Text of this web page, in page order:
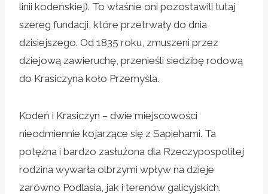
linii kodeńskiej). To właśnie oni pozostawili tutaj
szereg fundacji, które przetrwały do dnia
dzisiejszego. Od 1835 roku, zmuszeni przez
dziejową zawieruchę, przenieśli siedzibę rodową
do Krasiczyna koło Przemyśla.
Kodeń i Krasiczyn – dwie miejscowości
nieodmiennie kojarzące się z Sapiehami. Ta
potężna i bardzo zasłużona dla Rzeczypospolitej
rodzina wywarła olbrzymi wpływ na dzieje
zarówno Podlasia, jak i terenów galicyjskich.